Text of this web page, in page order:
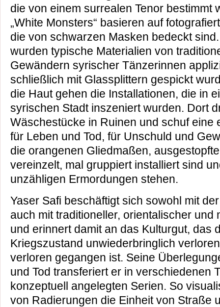
die von einem surrealen Tenor bestimmt
„White Monsters“ basieren auf
die von schwarzen Masken bedeckt
wurden typische Materialien von
Gewändern syrischer Tänzerinnen
schließlich mit Glassplittern gespickt
die Haut gehen die Installationen, die in
syrischen Stadt inszeniert wurden. Dort
Wäschestücke in Ruinen und schuf eine
für Leben und Tod, für Unschuld und
die orangenen Gliedmaßen,
vereinzelt, mal gruppiert installiert sind
unzähligen Ermordungen stehen.
Yaser Safi beschäftigt sich sowohl mit
auch mit traditioneller, orientalischer und
und erinnert damit an das Kulturgut, das
Kriegszustand unwiederbringlich
verloren gegangen ist. Seine
und Tod transferiert er in verschiedenen
konzeptuell angelegten Serien. So
von Radierungen die Einheit von Straße